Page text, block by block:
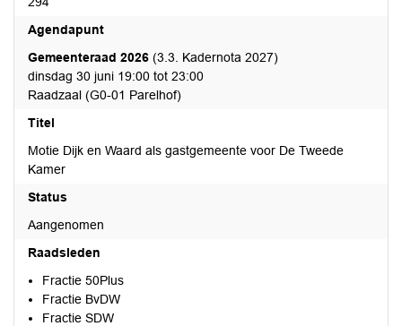
Agendapunt
Gemeenteraad 2026 (3.3. Kadernota 2027)
dinsdag 30 juni 19:00 tot 23:00
Raadzaal (G0-01 Parelhof)
Titel
Motie Dijk en Waard als gastgemeente voor De Tweede
Kamer
Status
Aangenomen
Raadsleden
Fractie 50Plus
Fractie BvDW
Fractie SDW